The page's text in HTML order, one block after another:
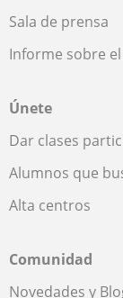
Sala de prensa
Informe sobre
Únete
Dar clases
Alumnos que
Alta centros
Comunidad
Novedades y